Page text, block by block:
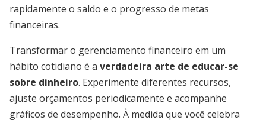
rapidamente o saldo e o progresso de metas
financeiras.
Transformar o gerenciamento financeiro em um
hábito cotidiano é a verdadeira arte de educar-se
sobre dinheiro. Experimente diferentes recursos,
ajuste orçamentos periodicamente e acompanhe
gráficos de desempenho. À medida que você celebra